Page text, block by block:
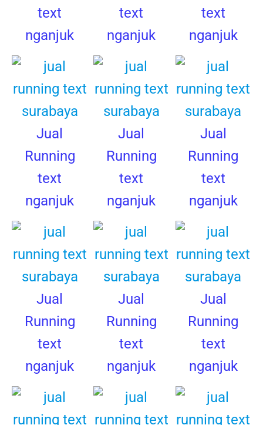
text
nganjuk
text
nganjuk
text
nganjuk
Jual
Running
text
nganjuk
Jual
Running
text
nganjuk
Jual
Running
text
nganjuk
Jual
Running
text
nganjuk
Jual
Running
text
nganjuk
Jual
Running
text
nganjuk